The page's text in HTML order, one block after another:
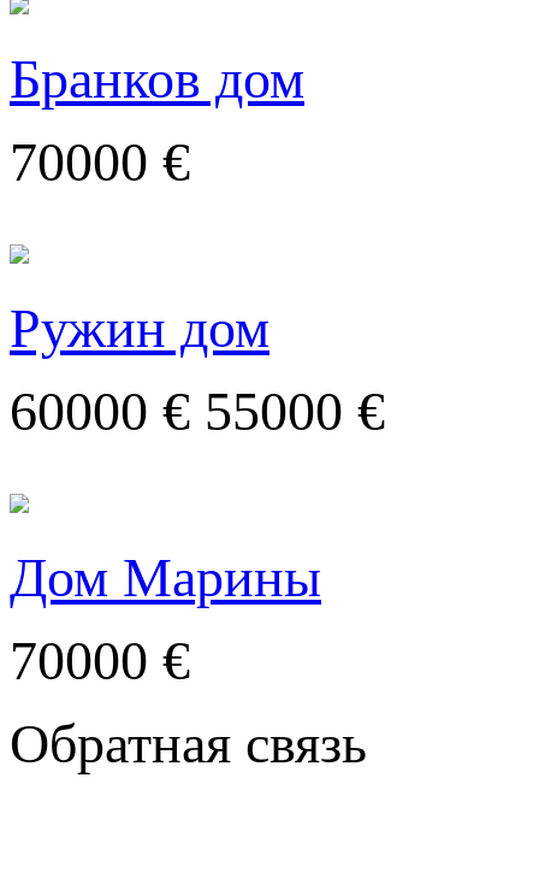
Бранков дом
70000 €
Ружин дом
60000 € 55000 €
Дом Марины
70000 €
Обратная связь